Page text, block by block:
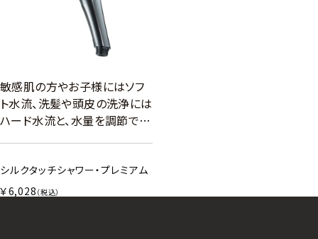
敏感肌の方やお子様にはソフ
ト水流、洗髪や頭皮の洗浄には
ハード水流と、水量を調節で…
シルクタッチシャワー・プレミアム
￥6,028 （税込）